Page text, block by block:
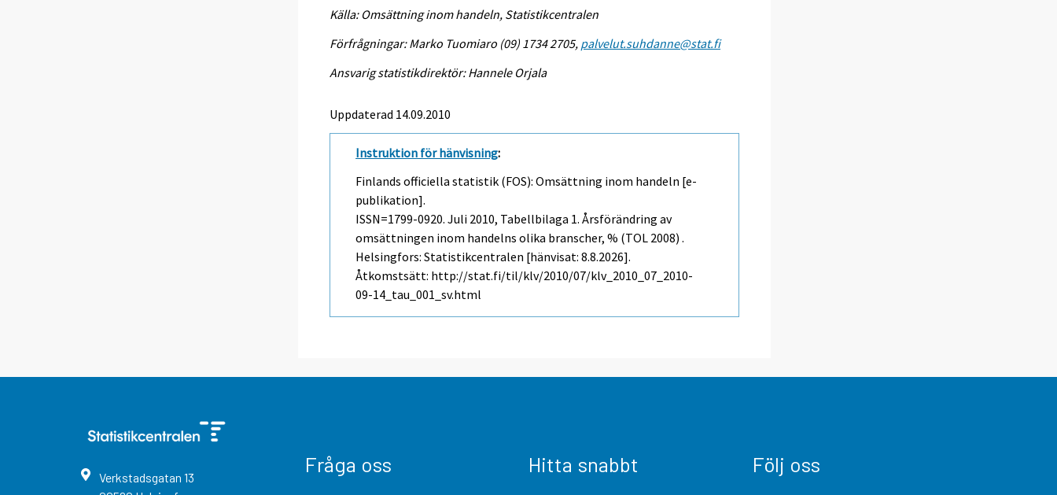
Källa: Omsättning inom handeln, Statistikcentralen
Förfrågningar: Marko Tuomiaro (09) 1734 2705, palvelut.suhdanne@stat.fi
Ansvarig statistikdirektör: Hannele Orjala
Uppdaterad 14.09.2010
Instruktion för hänvisning:
Finlands officiella statistik (FOS): Omsättning inom handeln [e-
publikation].
ISSN=1799-0920.Juli 2010, Tabellbilaga 1. Årsförändring av
omsättningen inom handelns olika branscher, % (TOL 2008) .
Helsingfors: Statistikcentralen [hänvisat: 8.8.2026].
Åtkomstsätt: http://stat.fi/til/klv/2010/07/klv_2010_07_2010-
09-14_tau_001_sv.html
Verkstadsgatan 13
Fråga oss Hitta snabbt Följ oss